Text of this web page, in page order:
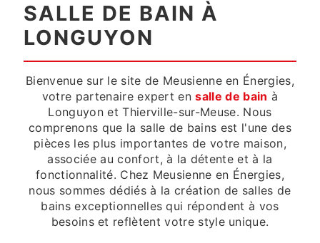
SALLE DE BAIN À
LONGUYON
Bienvenue sur le site de Meusienne en Énergies,
votre partenaire expert ensalle de bain à
Longuyon et Thierville-sur-Meuse. Nous
comprenons que la salle de bains est l'une des
pièces les plus importantes de votre maison,
associée au confort, à la détente et à la
fonctionnalité. Chez Meusienne en Énergies,
nous sommes dédiés à la création de salles de
bains exceptionnelles qui répondent à vos
besoins et reflètent votre style unique.